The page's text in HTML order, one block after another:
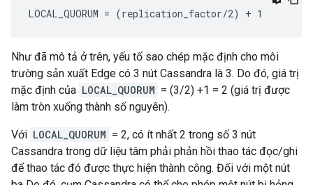
LOCAL_QUORUM = (replication_factor/2) + 1
Như đã mô tả ở trên, yếu tố sao chép mặc định cho môi
trường sản xuất Edge có 3 nút Cassandra là 3. Do đó, giá trị
mặc định của LOCAL_QUORUM = (3/2) +1 = 2 (giá trị được
làm tròn xuống thành số nguyên).
Với LOCAL_QUORUM = 2, có ít nhất 2 trong số 3 nút
Cassandra trong dữ liệu tâm phải phản hồi thao tác đọc/ghi
để thao tác đó được thực hiện thành công. Đối với một nút